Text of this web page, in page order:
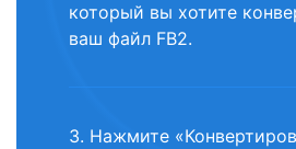
который вы хотите
ваш файл FB2.
3. Нажмите